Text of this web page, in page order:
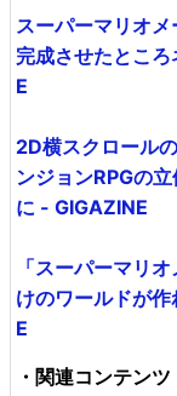
スーパーマリオ
完成させたとこ
E
2D横スクロール
ンジョンRPGの
に - GIGAZINE
「スーパーマリ
けのワールドが
E
・関連コンテンツ